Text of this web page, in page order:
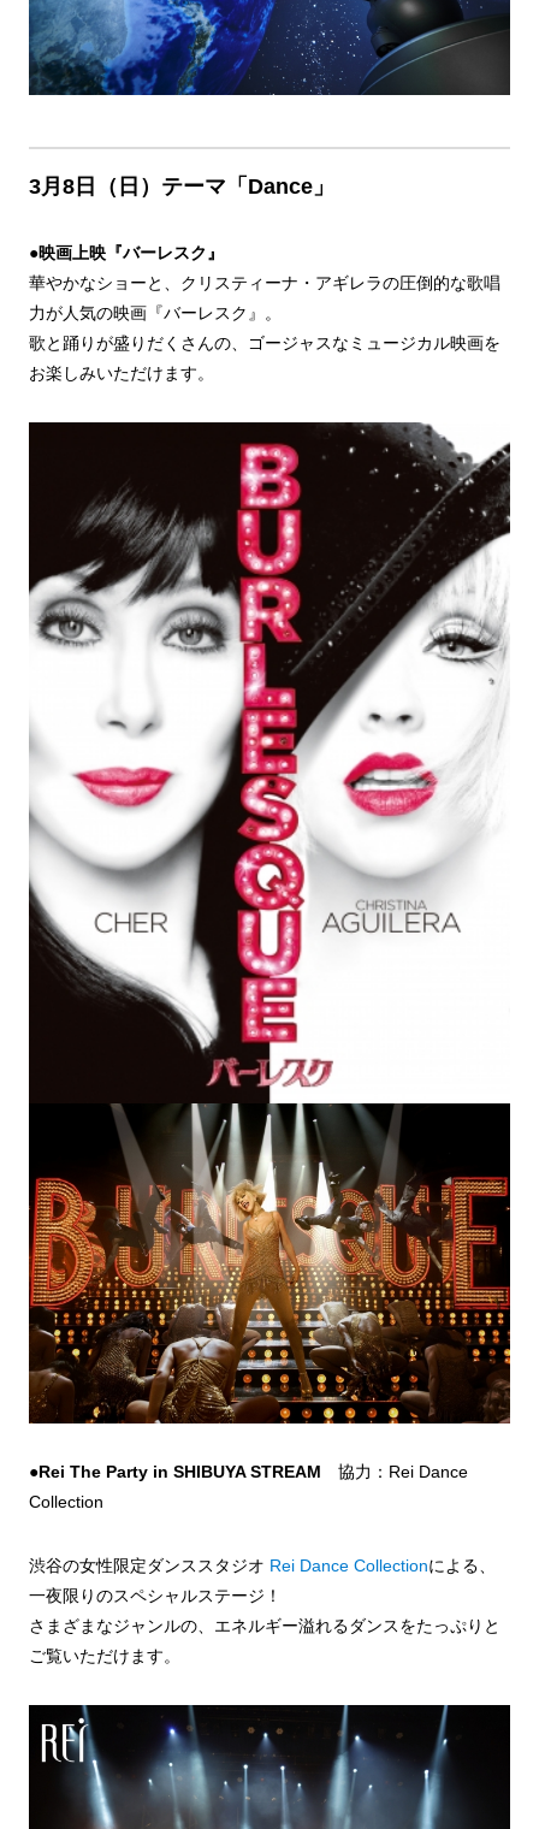
3月8日（日）テーマ「Dance」
●映画上映『バーレスク』
華やかなショーと、クリスティーナ・アギレラの圧倒的な歌唱
力が人気の映画『バーレスク』。
歌と踊りが盛りだくさんの、ゴージャスなミュージカル映画を
お楽しみいただけます。
●Rei The Partyin SHIBUYA STREAM
協力：Rei Dance
Collection
渋谷の女性限定ダンススタジオ Rei Dance Collectionによる、
一夜限りのスペシャルステージ！
さまざまなジャンルの、エネルギー溢れるダンスをたっぷりと
ご覧いただけます。